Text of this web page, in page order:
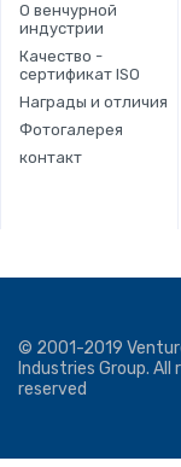
О венчурной
индустрии
Качество -
сертификат ISO
Награды и отличия
Фотогалерея
контакт
© 2001-2019
Industries Group. All
reserved